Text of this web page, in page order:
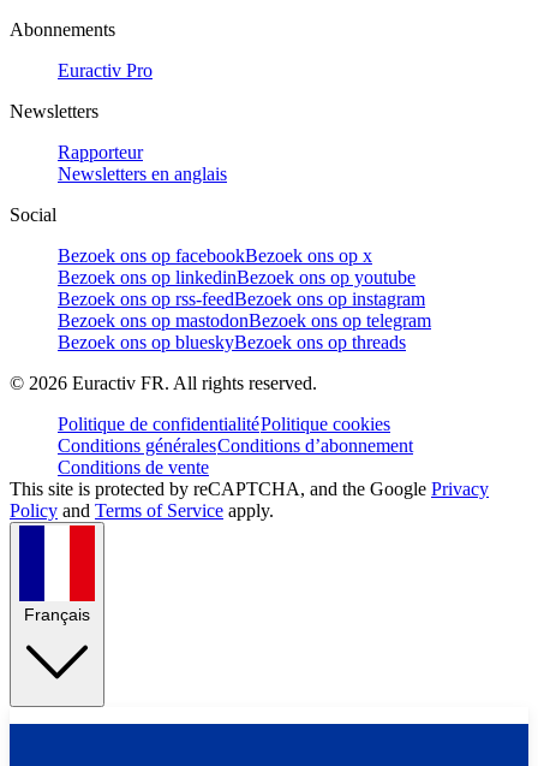
Abonnements
Euractiv Pro
Newsletters
Rapporteur
Newsletters en anglais
Social
Bezoek ons op facebookBezoek ons op x
Bezoek ons op linkedinBezoek ons op youtube
Bezoek ons op rss-feedBezoek ons op instagram
Bezoek ons op mastodonBezoek ons op telegram
Bezoek ons op blueskyBezoek ons op threads
© 2026 Euractiv FR. All rights reserved.
Politique de confidentialitéPolitique cookies
Conditions généralesConditions d’abonnement
Conditions de vente
This site is protected by reCAPTCHA, and the Google Privacy
Policy and Terms of Service apply.
Français